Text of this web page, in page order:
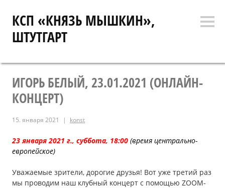
содержимому
КСП «КНЯЗЬ МЫШКИН»,
ШТУТГАРТ
ИГОРЬ БЕЛЫЙ, 23.01.2021 (ОНЛАЙН-
КОНЦЕРТ)
15. января 2021 konst
23 января 2021 г., суббота, 18:00 (время центрально-
европейское)
Уважаемые зрители, дорогие друзья! Вот уже третий раз
мы проводим наш клубный концерт с помощью ZOOM-